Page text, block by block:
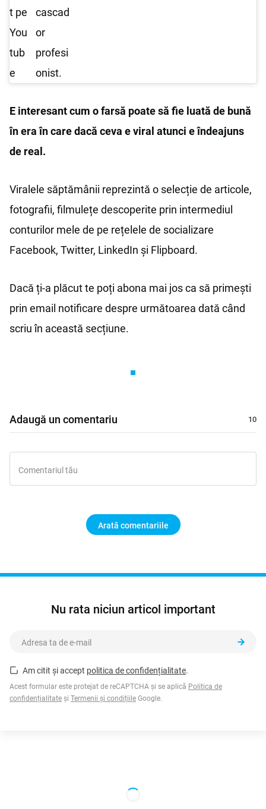
t pe
You
tub
e
cascad
or
profesi
onist.
E interesant cum o farsă poate să fie luată de bună
în era în care dacă ceva e viral atunci e îndeajuns
de real.
Viralele săptămânii reprezintă o selecție de articole,
fotografii, filmulețe descoperite prin intermediul
conturilor mele de pe rețelele de socializare
Facebook, Twitter, LinkedIn și Flipboard.
Dacă ți-a plăcut te poți abona mai jos ca să primești
prin email notificare despre următoarea dată când
scriu în această secțiune.
Adaugă un comentariu
Arată comentariile
Nu rata niciun articol important
Am citit și accept politica de confidențialitate.
Acest formular este protejat de reCAPTCHA și se aplică Politica de
confidențialitate și Termenii și condițiile Google.